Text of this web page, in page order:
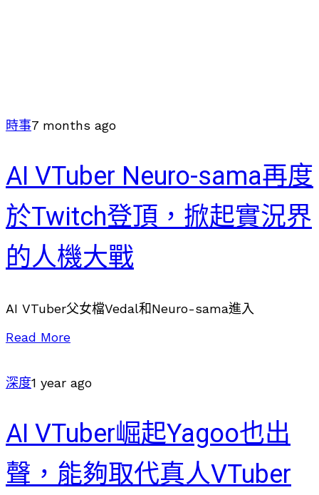
時事7 months ago
AI VTuber Neuro-sama再度
於Twitch登頂，掀起實況界
的人機大戰
AI VTuber父女檔Vedal和Neuro-sama進入
Read More
深度1 year ago
AI VTuber崛起Yagoo也出
聲，能夠取代真人VTuber